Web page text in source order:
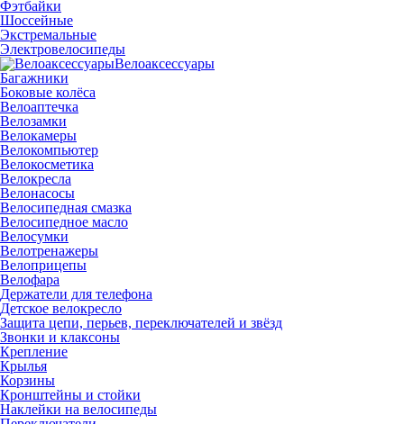
Фэтбайки
Шоссейные
Экстремальные
Электровелосипеды
Велоаксессуары
Багажники
Боковые колёса
Велоаптечка
Велозамки
Велокамеры
Велокомпьютер
Велокосметика
Велокресла
Велонасосы
Велосипедная смазка
Велосипедное масло
Велосумки
Велотренажеры
Велоприцепы
Велофара
Держатели для телефона
Детское велокресло
Защита цепи, перьев, переключателей и звёзд
Звонки и клаксоны
Крепление
Крылья
Корзины
Кронштейны и стойки
Наклейки на велосипеды